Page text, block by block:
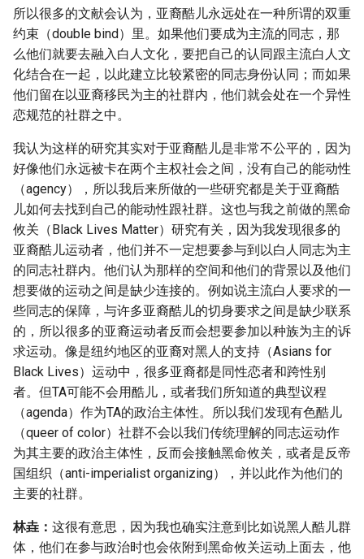
所以很多的文献会认为，亚裔酷儿永远处在一种所谓的双重
约束（double bind）里。如果他们要成为主流的同志，那
么他们就要去融入白人文化，要把自己的认同跟主流白人文
化结合在一起，以此建立比较紧密的同志身份认同；而如果
他们留在以亚裔移民为主的社群内，他们就会处在一个异性
恋规范的社群之中。
我认为这样的研究其实对于亚裔酷儿是非常不公平的，因为
好像他们永远被卡在两个主权社会之间，没有自己的能动性
（agency），所以我后来所做的一些研究都是关于亚裔酷
儿如何去找到自己的能动性跟社群。这也与我之前做的黑命
攸关（Black Lives Matter）研究有关，因为我发现很多的
亚裔酷儿运动者，他们并不一定想要参与到以白人同志为主
的同志社群内。他们认为那样的空间和他们的背景以及他们
想要做的运动之间是缺少连接的。例如说主流白人要求的一
些同志的保障，与许多亚裔酷儿的切身要求之间是缺少联系
的，所以很多的亚裔运动者反而会想要参加以种族为主的诉
求运动。像是纽约地区的亚裔对黑人的支持（Asians for
Black Lives）运动中，很多亚裔都是同性恋者和跨性别
者。但TA可能不会用酷儿，或者我们所知道的典型议程
（agenda）作为TA的政治主体性。所以我们发现有色酷儿
（queer of color）社群不会以我们传统理解的同志运动作
为其主要的政治主体性，反而会接触黑命攸关，或者是反帝
国组织（anti-imperialist organizing），并以此作为他们的
主要的社群。
林垚： 这很有意思，因为我也确实注意到比如说黑人酷儿群
体，他们在参与政治时也会依附到黑命攸关运动上面去，他